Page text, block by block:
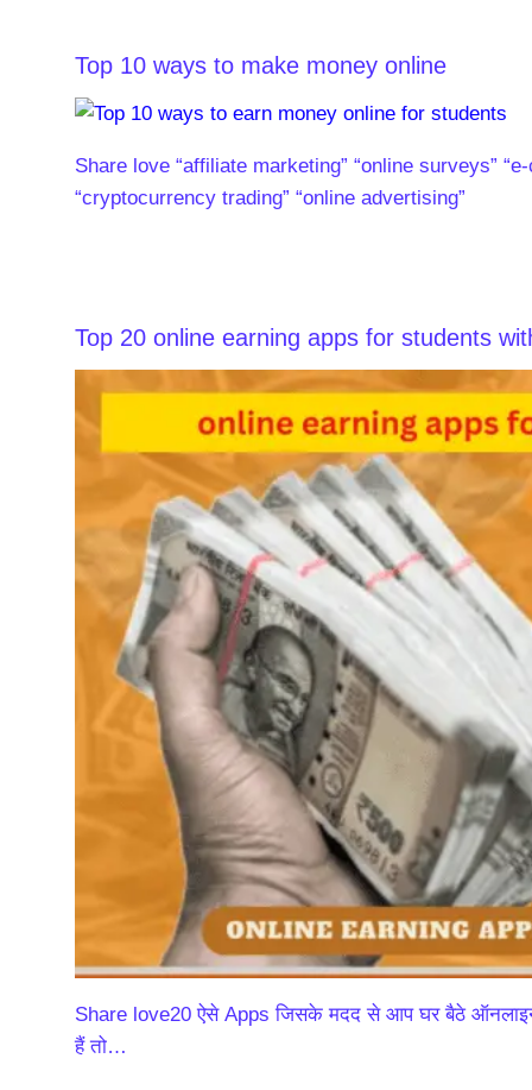
Top 10 ways to make money online
Share love “affiliate marketing” “online surveys”
“cryptocurrency trading” “online advertising”
Top 20 online earning apps for students
Share love20 ऐसे Apps जिसके मदद से आप घर बैठे
हैं तो…